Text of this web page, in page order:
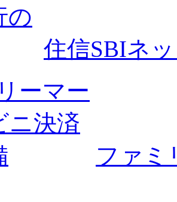
住信SBIネ
ファミ